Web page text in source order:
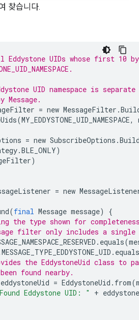
찾습니다.
UIDs whose first 10
UID namespace is separate
= new MessageFilter .
(MY_EDDYSTONE_UID_NAMESPACE,
= new SubscribeOptions .
.BLE_ONLY)
)
= new
(final Message message)
{
the type shown for
filter only includes a single
. equals(
MESSAGE_TYPE_EDDYSTONE_UID . equals
the EddystoneUid class to
found nearby.
eddystoneUid = EddystoneUid . from(
Eddystone UID: " +